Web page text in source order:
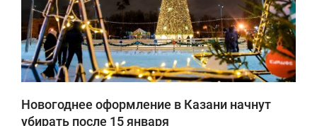
1 301
Новогоднее оформление в Казани начнут
убирать после 15 января